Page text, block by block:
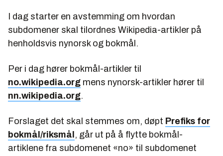
I dag starter en avstemming om hvordan
subdomener skal tilordnes Wikipedia-artikler på
henholdsvis nynorsk og bokmål.
Per i dag hører bokmål-artikler til
no.wikipedia.org mens nynorsk-artikler hører til
nn.wikipedia.org.
Forslaget det skal stemmes om, døpt Prefiks for
bokmål/riksmål , går ut på å flytte bokmål-
artiklene fra subdomenet «no» til subdomenet